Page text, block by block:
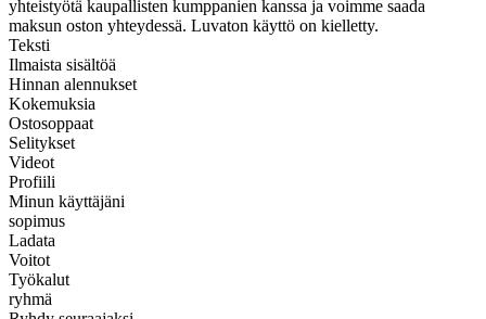
yhteistyötä kaupallisten kumppanien kanssa ja voimme saada
maksun oston yhteydessä. Luvaton käyttö on kielletty.
Teksti
Ilmaista sisältöä
Hinnan alennukset
Kokemuksia
Ostosoppaat
Selitykset
Videot
Profiili
Minun käyttäjäni
sopimus
Ladata
Voitot
Työkalut
ryhmä